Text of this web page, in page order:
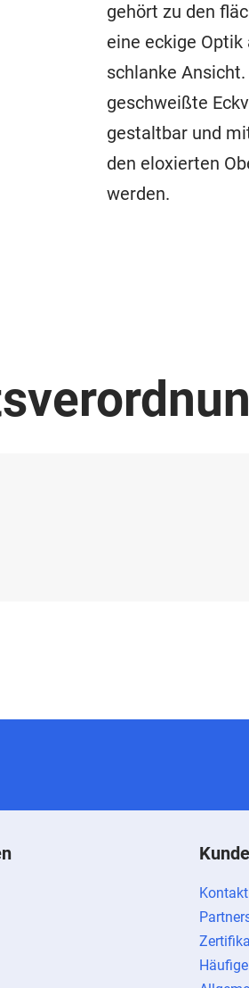
gehört zu den
eine eckige
schlanke
geschweißte
gestaltbar und
den eloxierten
werden.
Kontakt